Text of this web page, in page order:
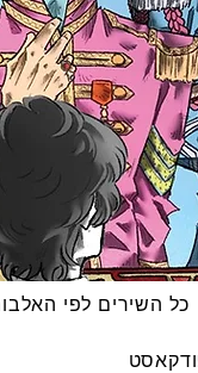
כל השירים לפי